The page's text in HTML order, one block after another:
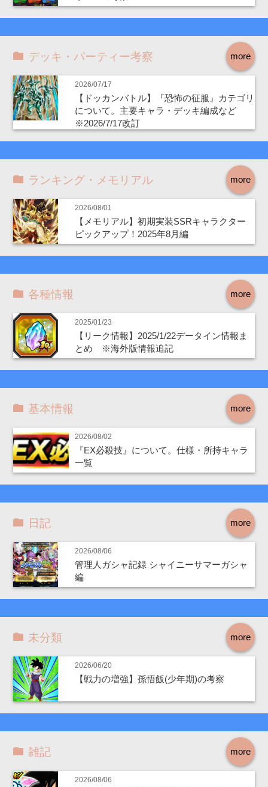
more
デッキ・パーティー考察
2026/07/17
【ドッカンバトル】『恐怖の征服』カテゴリ
について。主要キャラ・デッキ編成など
※2026/7/17改訂
more
ランキング・メモリアル
2026/08/01
【メモリアル】初期実装SSRキャラクター
ピックアップ！2025年8月編
more
各種情報
2025/01/23
【リーク情報】2025/1/22データイン情報ま
とめ ※海外版情報追記
more
基本情報
2026/08/02
『EX必殺技』について。仕様・所持キャラ
一覧
more
日記
2026/08/06
管理人ガシャ記録 シャイニーサマーガシャ
編
more
未分類
2026/06/20
【戦力の増強】孫悟飯(少年期)の考察
more
雑記
2026/08/06